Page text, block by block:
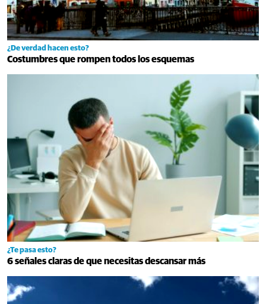
¿De verdad hacen esto?
Costumbres que rompen todos los esquemas
¿Te pasa esto?
6 señales claras de que necesitas descansar más